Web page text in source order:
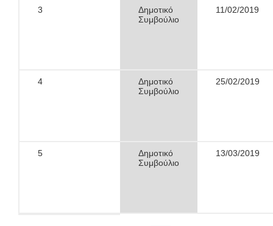
3
Δημοτικό
Συμβούλιο
11/02/2019
4
Δημοτικό
Συμβούλιο
25/02/2019
5
Δημοτικό
Συμβούλιο
13/03/2019